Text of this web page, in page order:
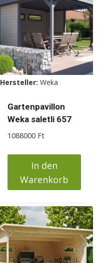
mehrere
Varianten
Die
Optionen
können
auf
der
Produktseite
Hersteller: Weka
Gartenpavillon
Weka saletli 657
1088000 Ft
In den
Warenkorb